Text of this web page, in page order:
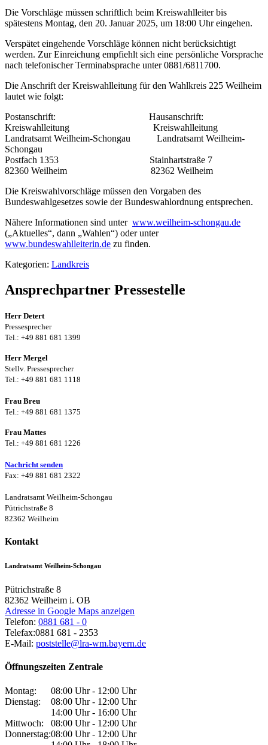
Die Vorschläge müssen schriftlich beim Kreiswahlleiter bis
spätestens Montag, den 20. Januar 2025, um 18:00 Uhr eingehen.
Verspätet eingehende Vorschläge können nicht berücksichtigt
werden. Zur Einreichung empfiehlt sich eine persönliche Vorsprache
nach telefonischer Terminabsprache unter 0881/6811700.
Die Anschrift der Kreiswahlleitung für den Wahlkreis 225 Weilheim
lautet wie folgt:
Postanschrift: Hausanschrift:
Kreiswahlleitung Kreiswahlleitung
Landratsamt Weilheim-Schongau Landratsamt Weilheim-
Schongau
Postfach 1353 Stainhartstraße 7
82360 Weilheim 82362 Weilheim
Die Kreiswahlvorschläge müssen den Vorgaben des
Bundeswahlgesetzes sowie der Bundeswahlordnung entsprechen.
Nähere Informationen sind unter www.weilheim-schongau.de
(„Aktuelles“, dann „Wahlen“) oder unter
www.bundeswahlleiterin.de zu finden.
Kategorien: Landkreis
Ansprechpartner Pressestelle
Herr Detert
Pressesprecher
Tel.: +49 881 681 1399
Herr Mergel
Stellv. Pressesprecher
Tel.: +49 881 681 1118
Frau Breu
Tel.: +49 881 681 1375
Frau Mattes
Tel.: +49 881 681 1226
Nachricht senden
Fax: +49 881 681 2322
Landratsamt Weilheim-Schongau
Pütrichstraße 8
82362 Weilheim
Kontakt
Landratsamt Weilheim-Schongau
Pütrichstraße 8
82362 Weilheim i. OB
Adresse in Google Maps anzeigen
Telefon: 0881 681 - 0
Telefax:0881 681 - 2353
E-Mail: poststelle@lra-wm.bayern.de
Öffnungszeiten Zentrale
Montag:
08:00 Uhr - 12:00 Uhr
Dienstag:
08:00 Uhr - 12:00 Uhr
14:00 Uhr - 16:00 Uhr
Mittwoch:
08:00 Uhr - 12:00 Uhr
Donnerstag:08:00 Uhr - 12:00 Uhr